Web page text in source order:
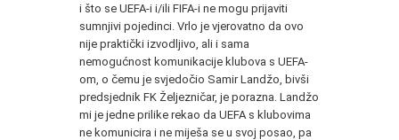
i što se UEFA-i i/ili FIFA-i ne mogu prijaviti
sumnjivi pojedinci. Vrlo je vjerovatno da ovo
nije praktički izvodljivo, ali i sama
nemogućnost komunikacije klubova s UEFA-
om, o čemu je svjedočio Samir Landžo, bivši
predsjednik FK Željezničar, je porazna. Landžo
mi je jedne prilike rekao da UEFA s klubovima
ne komunicira i ne miješa se u svoj posao, pa